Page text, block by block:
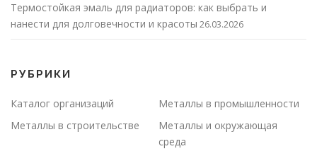
Термостойкая эмаль для радиаторов: как выбрать и
нанести для долговечности и красоты 26.03.2026
РУБРИКИ
Каталог организаций
Металлы в промышленности
Металлы в строительстве
Металлы и окружающая
среда